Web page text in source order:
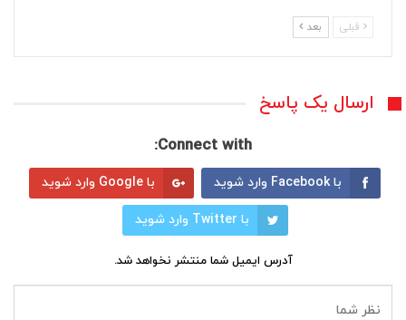
قبلی بعد
ارسال یک پاسخ
Connect with:
با Facebook وارد شوید با Google وارد شوید
با Twitter وارد شوید
آدرس ایمیل شما منتشر نخواهد شد.